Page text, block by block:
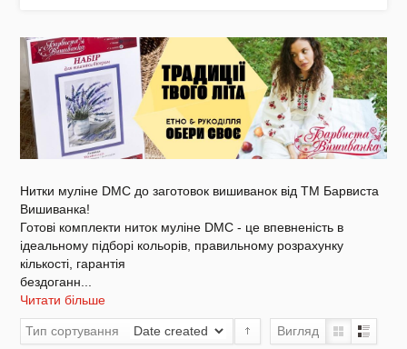
Заготовки для вишивки Бісером/Нитками
Готовий одяг / Вишиванки
Нитки муліне DMC до заготовок вишиванок від ТМ Барвиста
Вишиванка!
Готові комплекти ниток муліне DMC - це впевненість в
ідеальному підборі кольорів, правильному розрахунку
кількості, гарантія
бездоганн...
Читати більше
Тип сортування Вигляд